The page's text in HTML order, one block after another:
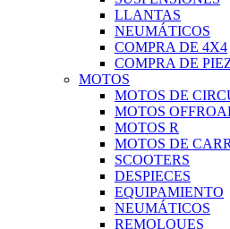
LLANTAS
NEUMÁTICOS
COMPRA DE 4X4
COMPRA DE
MOTOS
MOTOS DE
MOTOS
MOTOS R
MOTOS DE
SCOOTERS
DESPIECES
EQUIPAMIENTO
NEUMÁTICOS
REMOLQUES